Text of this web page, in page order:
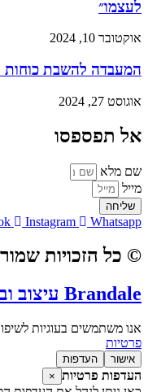
לעצמו״
אוקטובר 10, 2024
המעבדה להשבת כוחות
אוגוסט 27, 2024
אל תפספסו
שם מלא
מייל
שליחה
Instagram Whatsapp
© כל הזכויות
Brandale עיצוב ובניית אתרים
אנו משתמשים בעוגיות
פרטיות
אישור העדפות
העדפות פרטיות ×